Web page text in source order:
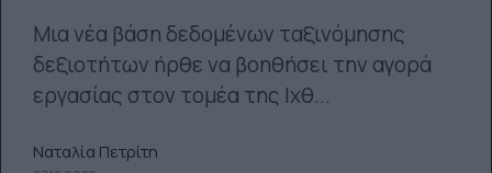
Μια νέα βάση δεδομένων ταξινόμησης
δεξιοτήτων ήρθε να βοηθήσει την αγορά
εργασίας στον τομέα της Ιχθ...
Ναταλία Πετρίτη